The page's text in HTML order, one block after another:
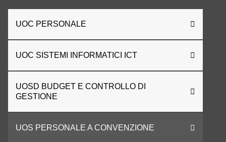
UOC PERSONALE
UOC SISTEMI INFORMATICI ICT
UOSD BUDGET E CONTROLLO DI
GESTIONE
UOS PERSONALE A CONVENZIONE